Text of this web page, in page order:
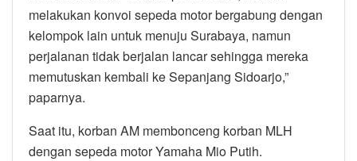
melakukan konvoi sepeda motor bergabung dengan
kelompok lain untuk menuju Surabaya, namun
perjalanan tidak berjalan lancar sehingga mereka
memutuskan kembali ke Sepanjang Sidoarjo,”
paparnya.
Saat itu, korban AM membonceng korban MLH
dengan sepeda motor Yamaha Mio Putih.